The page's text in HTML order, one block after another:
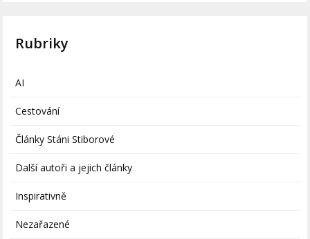
Rubriky
AI
Cestování
Články Stáni Stiborové
Další autoři a jejich články
Inspirativně
Nezařazené